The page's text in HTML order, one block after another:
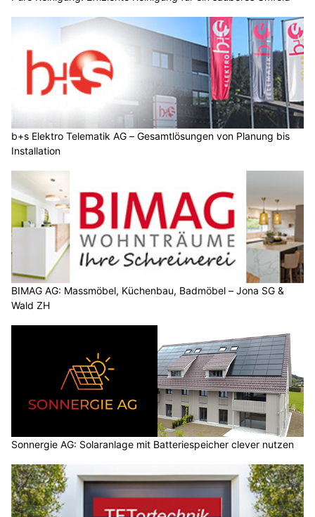
b+s Elektro Telematik AG – Gesamtlösungen von Planung bis
Installation
BIMAG AG: Massmöbel, Küchenbau, Badmöbel – Jona SG &
Wald ZH
Sonnergie AG: Solaranlage mit Batteriespeicher clever nutzen